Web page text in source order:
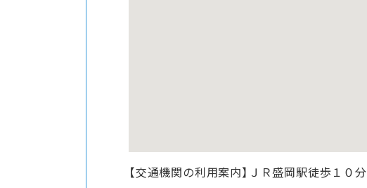
【交通機関の利用案内】ＪＲ盛岡駅徒歩１０分